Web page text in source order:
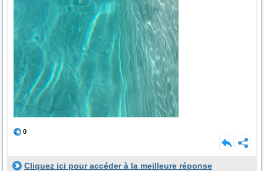
0
Cliquez ici pour accéder à la meilleure réponse